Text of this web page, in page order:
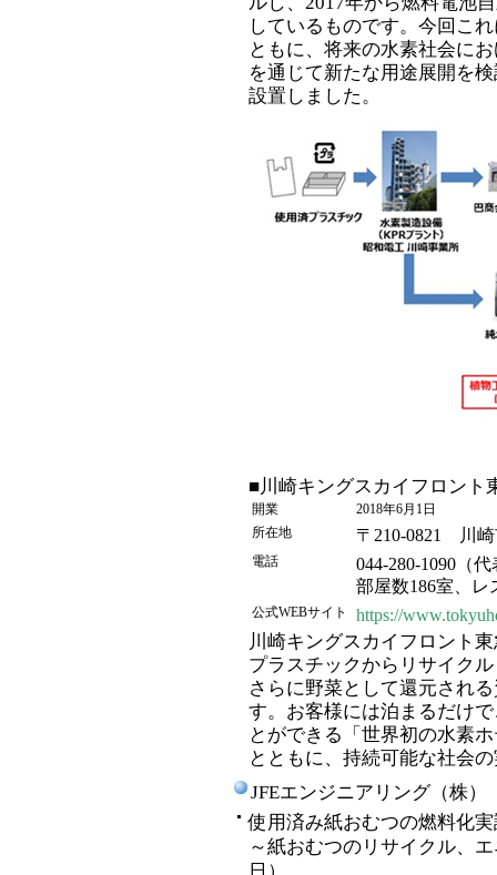
しているものです。今回こ
ともに、将来の水素社会に
を通じて新たな用途展開を
設置しました。
■川崎キングスカイフロン
開業
2018年6月1日
所在地
〒210-0821 川崎
電話
044-280-1090（
部屋数186室、レ
公式WEBサイト https://
川崎キングスカイフロント
プラスチックからリサイク
さらに野菜として還元され
す。お客様には泊まるだけ
とができる「世界初の水素
とともに、持続可能な社会
JFEエンジニアリング（株）
使用済み紙おむつの燃料化
～紙おむつのリサイクル、